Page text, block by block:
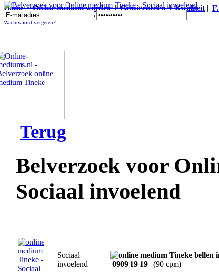
Home|Online medium worden|Getuigenissen|Kwaliteit |
Belverzoek voor Online medium Tineke - Sociaal invoelend
Wachtwoord vergeten?
Terug
Belverzoek voor
Sociaal invoelend
Sociaal
invoelend
0909 19 19 (90 cpm)